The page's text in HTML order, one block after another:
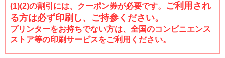
(1)(2)の割引には、クーポン券が必要です。
ご利用され
る方は必ず印刷し、ご持参ください。
プリンターをお持ちでない方は、全国のコンビニエンス
ストア等の印刷サービスをご利用ください。